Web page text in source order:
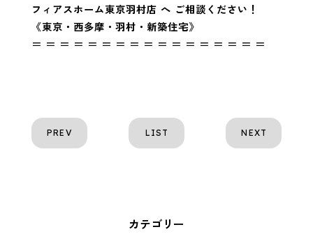
フィアスホーム東京羽村店 へ ご相談ください！
《東京・西多摩・羽村・新築住宅》
＝ ＝ ＝ ＝ ＝ ＝ ＝ ＝ ＝ ＝ ＝ ＝ ＝ ＝ ＝ ＝ ＝
PREV LIST NEXT
カテゴリー